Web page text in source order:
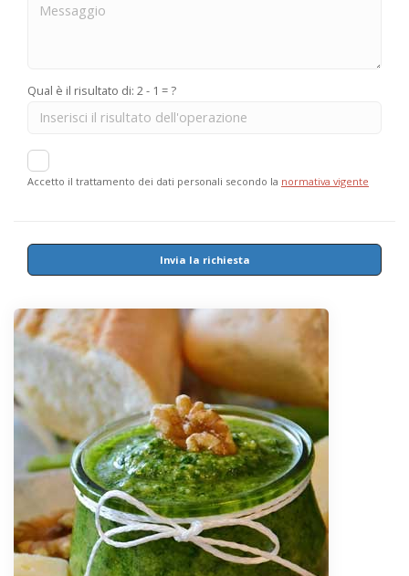
Qual è il risultato di: 2 - 1 = ?
Accetto il trattamento dei dati personali secondo la normativa vigente
Invia la richiesta